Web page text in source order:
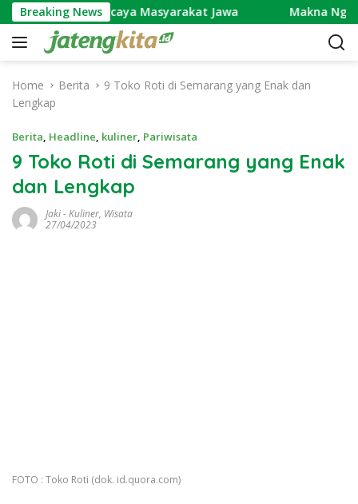
k
Breaking News
Masyarakat Jawa Makna Ngundhuh Mantu:
Home Berita
9 Toko Roti di Semarang yang Enak dan
Lengkap
Berita, Headline, kuliner, Pariwisata
9 Toko Roti di Semarang yang Enak
dan Lengkap
Jaki-Kuliner, Wisata
27/04/2023
FOTO : Toko Roti (dok. id.quora.com)